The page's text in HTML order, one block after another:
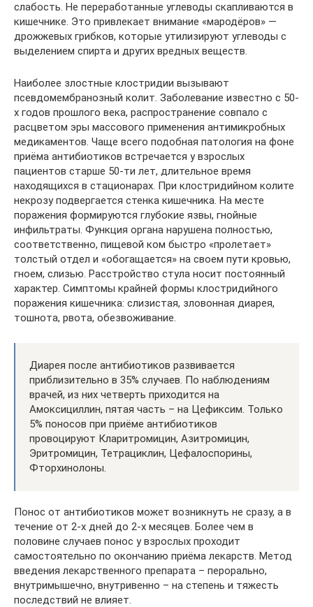
слабость. Не переработанные углеводы скапливаются в
кишечнике. Это привлекает внимание «мародёров» —
дрожжевых грибков, которые утилизируют углеводы с
выделением спирта и других вредных веществ.
Наиболее злостные клостридии вызывают
псевдомембранозный колит. Заболевание известно с 50-
х годов прошлого века, распространение совпало с
расцветом эры массового применения антимикробных
медикаментов. Чаще всего подобная патология на фоне
приёма антибиотиков встречается у взрослых
пациентов старше 50-ти лет, длительное время
находящихся в стационарах. При клостридийном колите
некрозу подвергается стенка кишечника. На месте
поражения формируются глубокие язвы, гнойные
инфильтраты. Функция органа нарушена полностью,
соответственно, пищевой ком быстро «пролетает»
толстый отдел и «обогащается» на своем пути кровью,
гноем, слизью. Расстройство стула носит постоянный
характер. Симптомы крайней формы клостридийного
поражения кишечника: слизистая, зловонная диарея,
тошнота, рвота, обезвоживание.
Диарея после антибиотиков развивается
приблизительно в 35% случаев. По наблюдениям
врачей, из них четверть приходится на
Амоксициллин, пятая часть – на Цефиксим. Только
5% поносов при приёме антибиотиков
провоцируют Кларитромицин, Азитромицин,
Эритромицин, Тетрациклин, Цефалоспорины,
Фторхинолоны.
Понос от антибиотиков может возникнуть не сразу, а в
течение от 2-х дней до 2-х месяцев. Более чем в
половине случаев понос у взрослых проходит
самостоятельно по окончанию приёма лекарств. Метод
введения лекарственного препарата – перорально,
внутримышечно, внутривенно – на степень и тяжесть
последствий не влияет.